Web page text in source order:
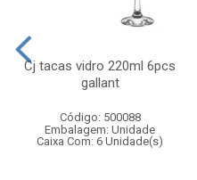
Cj tacas vidro 220ml 6pcs
gallant
Código: 500088
Embalagem: Unidade
Caixa Com: 6 Unidade(s)